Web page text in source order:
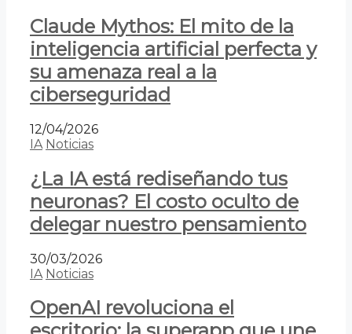
Claude Mythos: El mito de la
inteligencia artificial perfecta y
su amenaza real a la
ciberseguridad
12/04/2026
IA Noticias
¿La IA está rediseñando tus
neuronas? El costo oculto de
delegar nuestro pensamiento
30/03/2026
IA Noticias
OpenAI revoluciona el